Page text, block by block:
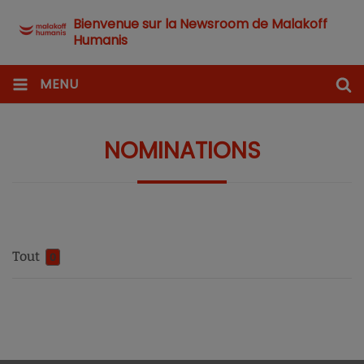
Bienvenue sur la Newsroom de Malakoff
Humanis
MENU
NOMINATIONS
Tout 0